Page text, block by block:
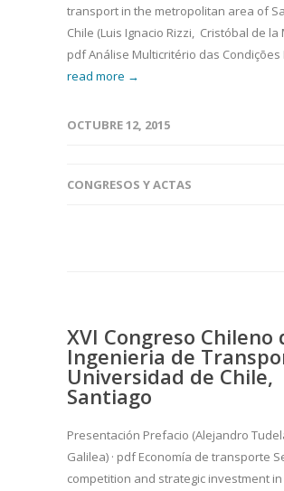
transport in the metropolitan area of
Chile (Luis Ignacio Rizzi, Cristóbal de la
pdf Análise Multicritério das Condições
read more →
OCTUBRE 12, 2015
CONGRESOS Y ACTAS
XVI Congreso Chileno
Ingenieria de
Universidad de Chile,
Santiago
Presentación Prefacio (Alejandro
Galilea) · pdf Economía de transporte
competition and strategic investment in